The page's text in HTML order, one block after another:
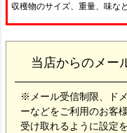
収穫物のサイズ、重量、味な
当店からのメー
※メール受信制限、ド
ーなどをご利用のお客
受け取れるように設定